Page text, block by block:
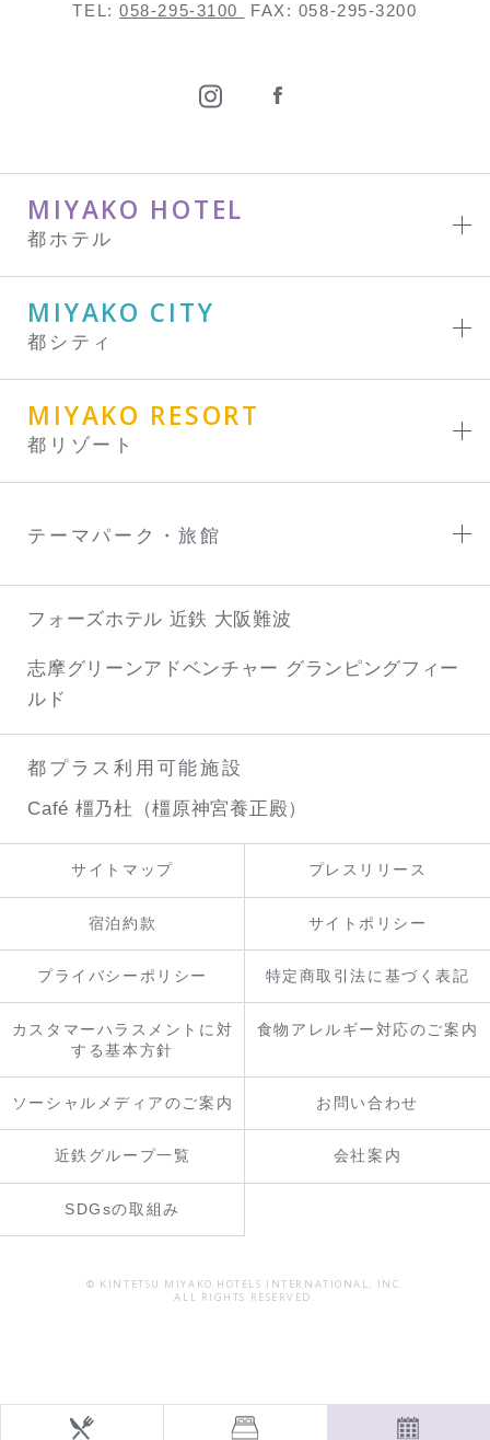
TEL:058-295-3100 FAX: 058-295-3200
MIYAKO HOTEL
都ホテル
MIYAKO CITY
都シティ
MIYAKO RESORT
都リゾート
テーマパーク・旅館
フォーズホテル 近鉄 大阪難波
志摩グリーンアドベンチャー グランピングフィー
ルド
都プラス利用可能施設
Café 橿乃杜（橿原神宮養正殿）
サイトマップ プレスリリース
宿泊約款 サイトポリシー
プライバシーポリシー 特定商取引法に基づく表記
カスタマーハラスメントに対
する基本方針
食物アレルギー対応のご案内
ソーシャルメディアのご案内 お問い合わせ
近鉄グループ一覧 会社案内
SDGsの取組み
© KINTETSU MIYAKO HOTELS INTERNATIONAL, INC.
ALL RIGHTS RESERVED.